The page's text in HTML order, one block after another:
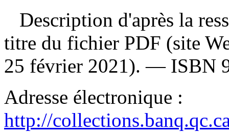
Description d'après la
titre du fichier PDF (site
25 février 2021). — ISBN
Adresse électronique :
http://